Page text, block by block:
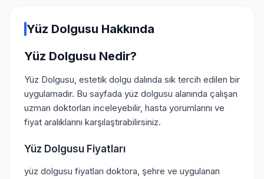
Yüz Dolgusu Hakkında
Yüz Dolgusu Nedir?
Yüz Dolgusu, estetik dolgu dalında sık tercih edilen bir
uygulamadır. Bu sayfada yüz dolgusu alanında çalışan
uzman doktorları inceleyebilir, hasta yorumlarını ve
fiyat aralıklarını karşılaştırabilirsiniz.
Yüz Dolgusu Fiyatları
yüz dolgusu fiyatları doktora, şehre ve uygulanan